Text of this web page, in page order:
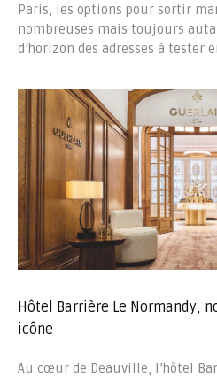
Paris, les options pour sortir
nombreuses mais toujours
d’horizon des adresses à tester
Hôtel Barrière Le Normandy,
icône
Au cœur de Deauville, l’hôtel